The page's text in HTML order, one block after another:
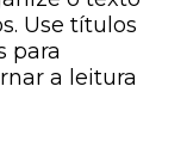
Use títulos
para
a leitura